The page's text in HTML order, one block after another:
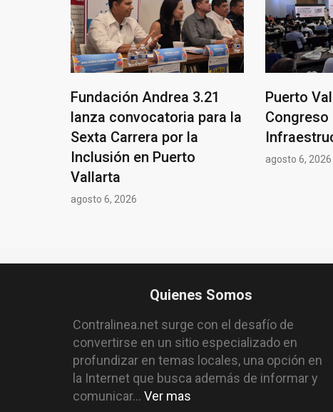
Fundación Andrea 3.21
lanza convocatoria para la
Sexta Carrera por la
Inclusión en Puerto
Vallarta
agosto 6, 2026
Puerto
agosto 6, 2026
Quienes Somos
Contralinea.net surge con el desafío de
convertirse en un sitio especializado en
profundizar en temas locales, una opción en
la Internet que busca además de informar y
comunicar... Ver mas